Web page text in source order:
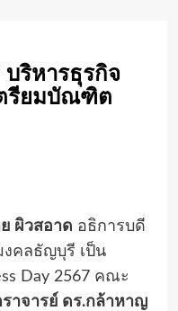
บริหารธุรกิจ
รียมบัณฑิต
ผิวสอาด อธิการบดี
คลธัญบุรี เป็น
Day 2567 คณะ
าจารย์ ดร.กล้าหาญ